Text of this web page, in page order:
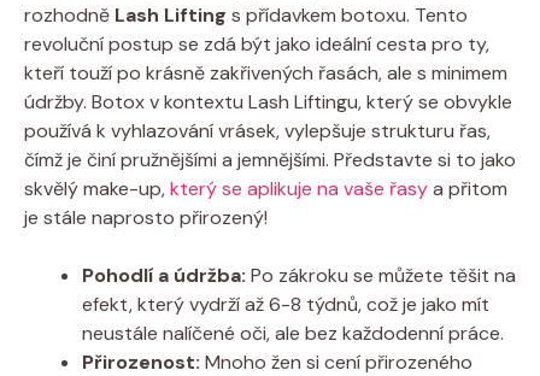
rozhodně Lash Lifting s přídavkem botoxu. Tento
revoluční postup se zdá být jako ideální cesta pro ty,
kteří touží po krásně zakřivených řasách, ale s minimem
údržby. Botox v kontextu Lash Liftingu, který se obvykle
používá k vyhlazování vrásek, vylepšuje strukturu řas,
čímž je činí pružnějšími a jemnějšími. Představte si to jako
skvělý make-up,který se aplikuje na vaše řasya přitom
je stále naprosto přirozený!
Pohodlí a údržba: Po zákroku se můžete těšit na
efekt, který vydrží až 6-8 týdnů, což je jako mít
neustále nalíčené oči, ale bez každodenní práce.
Přirozenost: Mnoho žen si cení přirozeného